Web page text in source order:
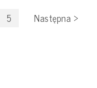
5 Następna>